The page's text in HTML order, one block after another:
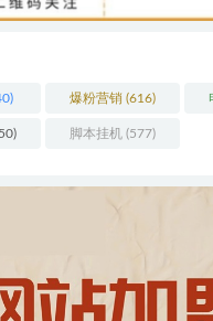
爆粉营销 (616)
脚本挂机 (577)